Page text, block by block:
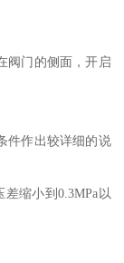
阀门的侧面，开启
件作出较详细的说
缩小到0.3MPa以